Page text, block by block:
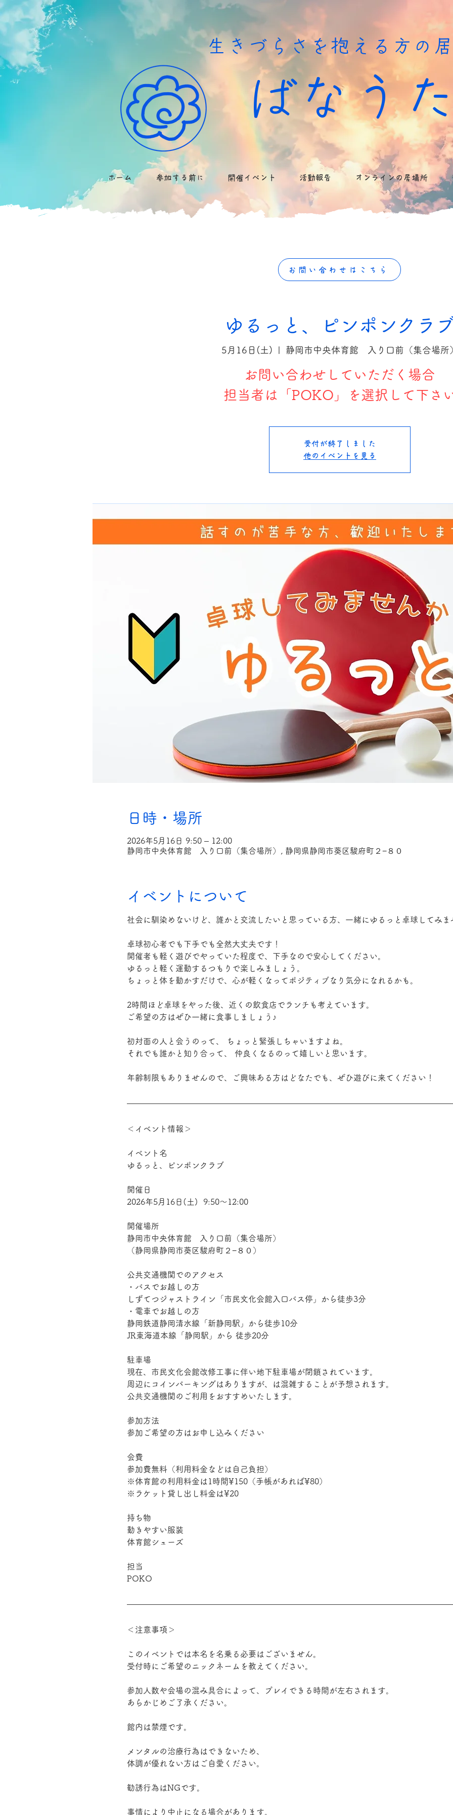
生きづらさを抱える方の
ばなう
ホーム 参加する前に 開催イベント 活動報告 オンラインの居場所
お問い合わせはこちら
ゆるっと、ピンポンクラ
5月16日(土) 静岡市中央体育館 入り口前（集合場所
お問い合わせしていただく場合
担当者は「POKO」を選択して下さ
受付が終了しました
他のイベントを見る
日時・場所
2026年5月16日 9:50 – 12:00
静岡市中央体育館 入り口前（集合場所）, 静岡県静岡市葵区駿府町２−８０
イベントについて
社会に馴染めないけど、誰かと交流したいと思っている方、一緒にゆるっと卓球してみま
卓球初心者でも下手でも全然大丈夫です！
開催者も軽く遊びでやっていた程度で、下手なので安心してください。
ゆるっと軽く運動するつもりで楽しみましょう。
ちょっと体を動かすだけで、心が軽くなってポジティブなり気分になれるかも。
2時間ほど卓球をやった後、近くの飲食店でランチも考えています。
ご希望の方はぜひ一緒に食事しましょう♪
初対面の人と会うのって、 ちょっと緊張しちゃいますよね。
それでも誰かと知り合って、 仲良くなるのって嬉しいと思います。
年齢制限もありませんので、ご興味ある方はどなたでも、ぜひ遊びに来てください！
＜イベント情報＞
イベント名
ゆるっと、ピンポンクラブ
開催日
2026年5月16日(土)  9:50～12:00
開催場所
静岡市中央体育館　入り口前（集合場所）
（静岡県静岡市葵区駿府町２−８０ ）
公共交通機関でのアクセス
・バスでお越しの方
しずてつジャストライン「市民文化会館入口バス停」から徒歩3分
・電車でお越しの方
静岡鉄道静岡清水線「新静岡駅」から徒歩10分
JR東海道本線「静岡駅」から 徒歩20分
駐車場
現在、市民文化会館改修工事に伴い地下駐車場が閉鎖されています。
周辺にコインパーキングはありますが、は混雑することが予想されます。
公共交通機関のご利用をおすすめいたします。
参加方法
参加ご希望の方はお申し込みください
会費
参加費無料（利用料金などは自己負担）
※体育館の利用料金は1時間¥150（手帳があれば¥80）
※ラケット貸し出し料金は¥20
持ち物
動きやすい服装
体育館シューズ
担当
POKO
＜注意事項＞
このイベントでは本名を名乗る必要はございません。
受付時にご希望のニックネームを教えてください。
参加人数や会場の混み具合によって、プレイできる時間が左右されます。
あらかじめご了承ください。
館内は禁煙です。
メンタルの治療行為はできないため、
体調が優れない方はご自愛ください。
勧誘行為はNGです。
事情により中止になる場合があります。